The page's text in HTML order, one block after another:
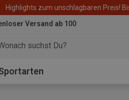
Highlights zum unschlagbaren Preis!
Versand ab 100